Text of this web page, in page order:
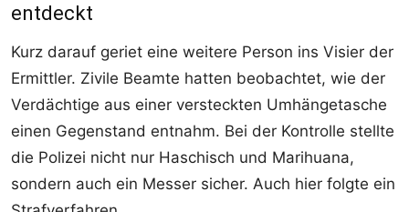
entdeckt
Kurz darauf geriet eine weitere Person ins Visier der
Ermittler. Zivile Beamte hatten beobachtet, wie der
Verdächtige aus einer versteckten Umhängetasche
einen Gegenstand entnahm. Bei der Kontrolle stellte
die Polizei nicht nur Haschisch und Marihuana,
sondern auch ein Messer sicher. Auch hier folgte ein